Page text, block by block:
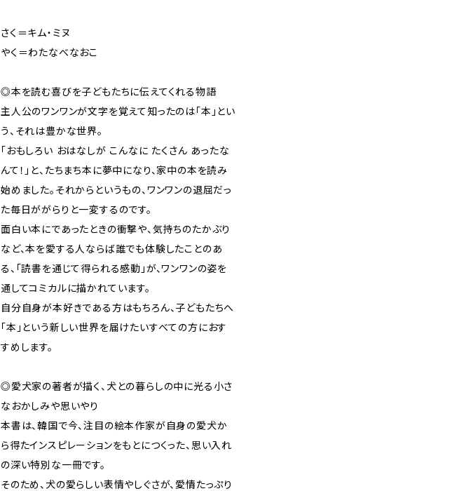
さく＝キム・ミヌ
やく＝わたなべなおこ
◎本を読む喜びを子どもたちに伝えてくれる物語
主人公のワンワンが文字を覚えて知ったのは「本」とい
う、それは豊かな世界。
「おもしろい おはなしが こんなに たくさん あったな
んて！」と、たちまち本に夢中になり、家中の本を読み
始めました。それからというもの、ワンワンの退屈だっ
た毎日ががらりと一変するのです。
面白い本にであったときの衝撃や、気持ちのたかぶり
など、本を愛する人ならば誰でも体験したことのあ
る、「読書を通じて得られる感動」が、ワンワンの姿を
通してコミカルに描かれています。
自分自身が本好きである方はもちろん、子どもたちへ
「本」という新しい世界を届けたいすべての方におす
すめします。
◎愛犬家の著者が描く、犬との暮らしの中に光る小さ
なおかしみや思いやり
本書は、韓国で今、注目の絵本作家が自身の愛犬か
ら得たインスピレーションをもとにつくった、思い入れ
の深い特別な一冊です。
そのため、犬の愛らしい表情やしぐさが、愛情たっぷり